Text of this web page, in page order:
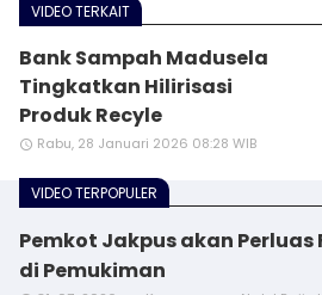
VIDEO TERKAIT
Bank Sampah Madusela
Tingkatkan Hilirisasi
Produk Recyle
access_time Rabu, 28 Januari 2026 08:28 WIB
VIDEO TERPOPULER
Pemkot Jakpus akan
di Pemukiman